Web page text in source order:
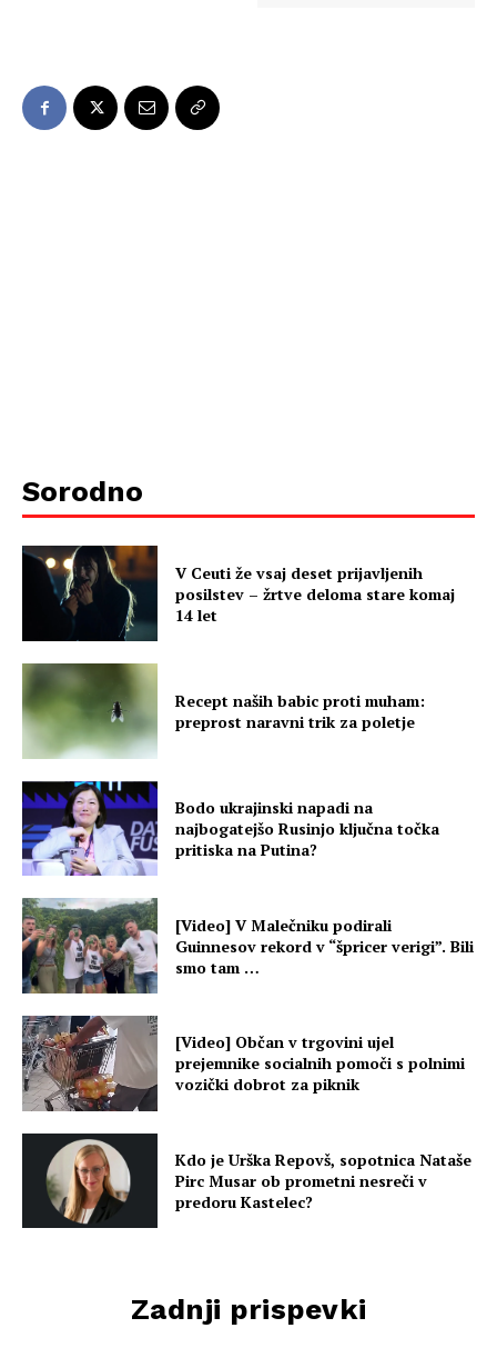
Sorodno
V Ceuti že vsaj deset prijavljenih
posilstev – žrtve deloma stare komaj
14 let
Recept naših babic proti muham:
preprost naravni trik za poletje
Bodo ukrajinski napadi na
najbogatejšo Rusinjo ključna točka
pritiska na Putina?
[Video] V Malečniku podirali
Guinnesov rekord v “špricer verigi”. Bili
smo tam …
[Video] Občan v trgovini ujel
prejemnike socialnih pomoči s polnimi
vozički dobrot za piknik
Kdo je Urška Repovš, sopotnica Nataše
Pirc Musar ob prometni nesreči v
predoru Kastelec?
Zadnji prispevki